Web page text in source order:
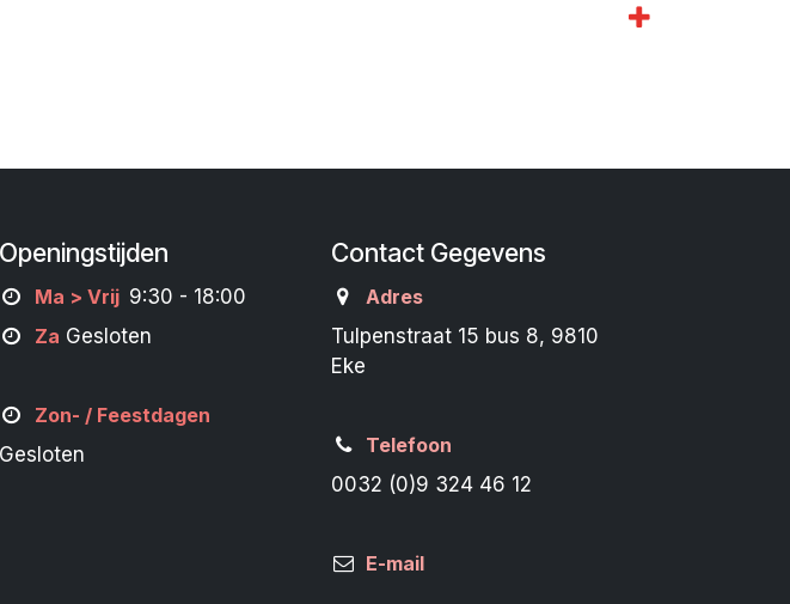
Openingstijden
Ma > Vrij 9:30 - 18:00
Za Gesloten
Zon- / Feestdagen
Gesloten
Contact Gegevens
Adres
Tulpenstraat 15 bus 8, 9810
Eke
Telefoon
0032 (0)9 324 46 12
E-mail